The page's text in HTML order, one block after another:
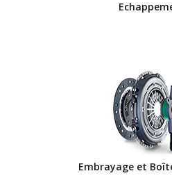
Embrayage et